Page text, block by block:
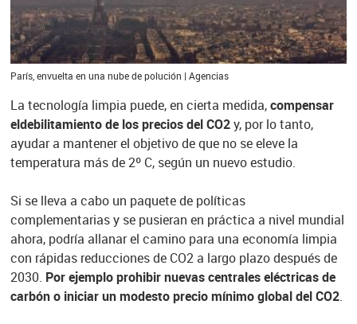
París, envuelta en una nube de polución | Agencias
La tecnología limpia puede, en cierta medida,compensar
eldebilitamiento de los precios del CO2y, por lo tanto,
ayudar a mantener el objetivo de que no se eleve la
temperatura más de 2º C, según un nuevo estudio.
Si se lleva a cabo un paquete de políticas
complementarias y se pusieran en práctica a nivel mundial
ahora, podría allanar el camino para una economía limpia
con rápidas reducciones de CO2 a largo plazo después de
2030. Por ejemplo prohibir nuevas centrales eléctricas de
carbón o iniciar un modesto precio mínimo global del CO2.